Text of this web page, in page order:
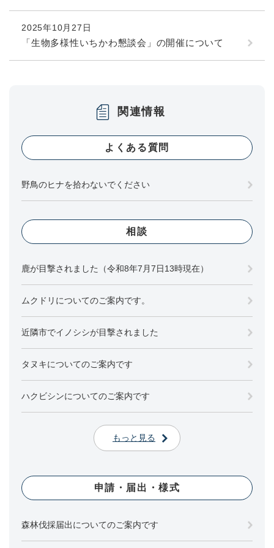
2025年10月27日
「生物多様性いちかわ懇談会」の開催について
関連情報
よくある質問
野鳥のヒナを拾わないでください
相談
鹿が目撃されました（令和8年7月7日13時現在）
ムクドリについてのご案内です。
近隣市でイノシシが目撃されました
タヌキについてのご案内です
ハクビシンについてのご案内です
もっと見る
申請・届出・様式
森林伐採届出についてのご案内です